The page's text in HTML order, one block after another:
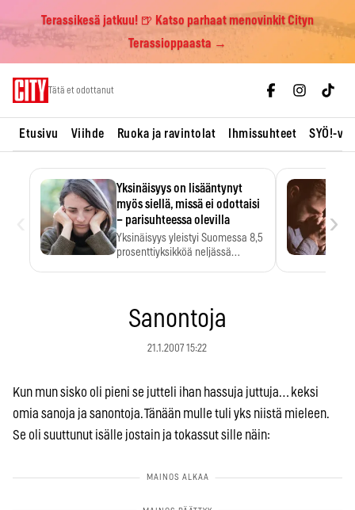
Terassikesä jatkuu! 🍺 Katso parhaat menovinkit Cityn
Terassioppaasta →
Tätä et odottanut
Etusivu Viihde Ruoka ja ravintolat Ihmissuhteet SYÖ!-
Yksinäisyys on lisääntynyt
myös siellä, missä ei odottaisi
– parisuhteessa olevilla
Yksinäisyys yleistyi Suomessa 8,5
prosenttiyksikköä neljässä
›
Sanontoja
21.1.2007 15:22
Kun mun sisko oli pieni se jutteli ihan hassuja juttuja… keksi
omia sanoja ja sanontoja. Tänään mulle tuli yks niistä mieleen.
Se oli suuttunut isälle jostain ja tokassut sille näin: